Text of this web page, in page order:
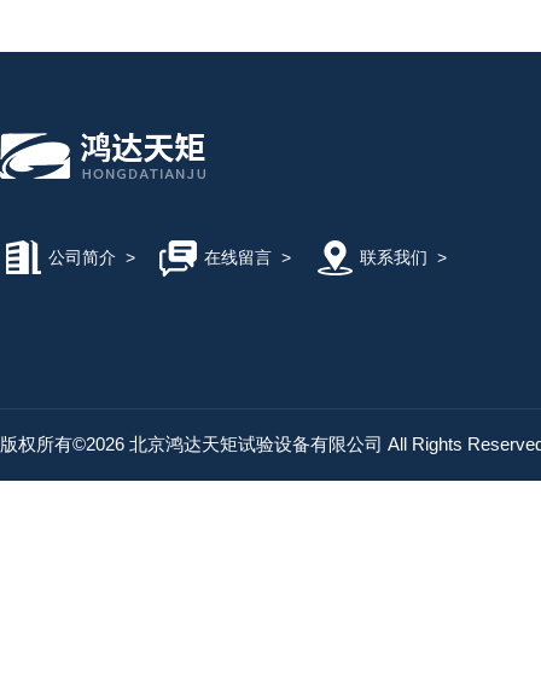
公司简介 > 在线留言> 联系我们 >
版权所有©2026 北京鸿达天矩试验设备有限公司 All Rights